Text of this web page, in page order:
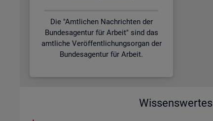
Die "Amtlichen Nachrichten der
Bundesagentur für Arbeit" sind das
amtliche Veröffentlichungsorgan der
Bundesagentur für Arbeit.
Wissenswertes